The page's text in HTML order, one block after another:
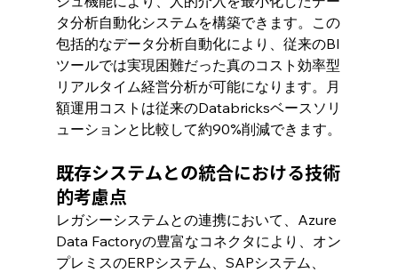
タ分析自動化システムを構築できます。この
包括的なデータ分析自動化により、従来のBI
ツールでは実現困難だった真のコスト効率型
リアルタイム経営分析が可能になります。月
額運用コストは従来のDatabricksベースソリ
ューションと比較して約90%削減できます。
既存システムとの統合における技術
的考慮点
レガシーシステムとの連携において、Azure
Data Factoryの豊富なコネクタにより、オン
プレミスのERPシステム、SAPシステム、